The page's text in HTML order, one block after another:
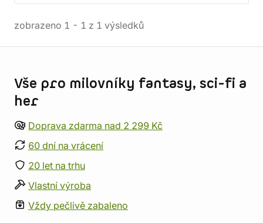
zobrazeno 1 - 1 z 1 výsledků
Vše pro milovníky fantasy, sci-fi a
her
Doprava zdarma nad 2 299 Kč
60 dní na vrácení
20 let na trhu
Vlastní výroba
Vždy pečlivě zabaleno